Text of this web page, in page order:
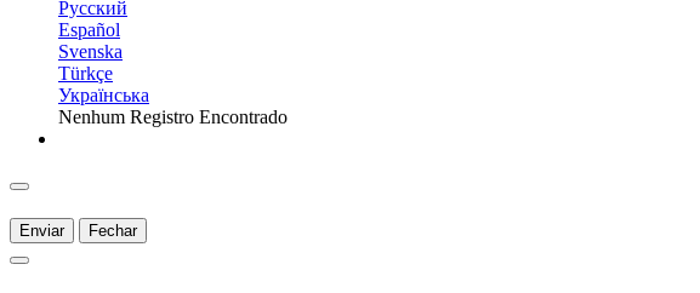
Русский
Español
Svenska
Türkçe
Українська
Nenhum Registro Encontrado
Enviar Fechar